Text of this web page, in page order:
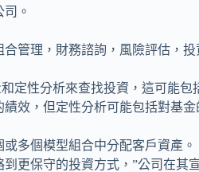
。
管理，財務諮詢，風險評估，投
和定性分析來查找投資，這可能
效，但定性分析可能包括對基
多個模型組合中分配客戶資產
更保守的投資方式，”公司在其